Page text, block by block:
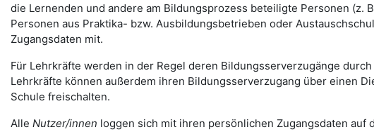
die Lernenden und andere am Bildungsprozess beteiligte Personen (z.
Personen aus Praktika- bzw. Ausbildungsbetrieben oder
Zugangsdaten mit.
Für Lehrkräfte werden in der Regel deren Bildungsserverzugänge
Lehrkräfte können außerdem ihren Bildungsserverzugang über einen
Schule freischalten.
Alle Nutzer/innen loggen sich mit ihren persönlichen Zugangsdaten auf